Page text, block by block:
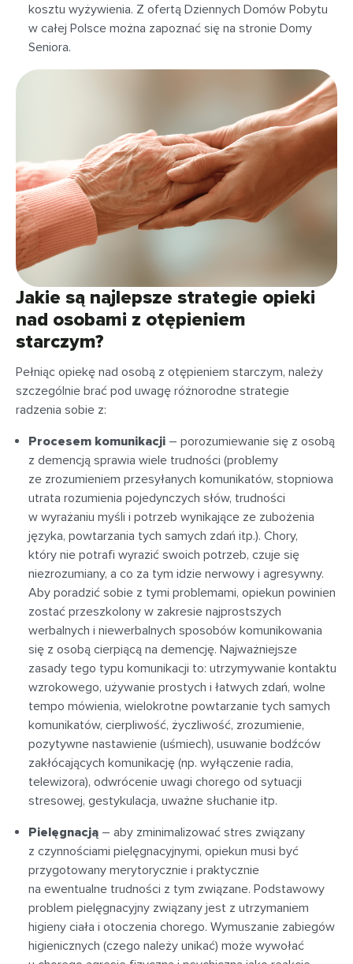
kosztu wyżywienia. Z ofertą Dziennych Domów Pobytu
w całej Polsce można zapoznać się na stronie Domy
Seniora.
Jakie są najlepsze strategie opieki
nad osobami z otępieniem
starczym?
Pełniąc opiekę nad osobą z otępieniem starczym, należy
szczególnie brać pod uwagę różnorodne strategie
radzenia sobie z:
Procesem komunikacji – porozumiewanie się z osobą
z demencją sprawia wiele trudności (problemy
ze zrozumieniem przesyłanych komunikatów, stopniowa
utrata rozumienia pojedynczych słów, trudności
w wyrażaniu myśli i potrzeb wynikające ze zubożenia
języka, powtarzania tych samych zdań itp.). Chory,
który nie potrafi wyrazić swoich potrzeb, czuje się
niezrozumiany, a co za tym idzie nerwowy i agresywny.
Aby poradzić sobie z tymi problemami, opiekun powinien
zostać przeszkolony w zakresie najprostszych
werbalnych i niewerbalnych sposobów komunikowania
się z osobą cierpiącą na demencję. Najważniejsze
zasady tego typu komunikacji to: utrzymywanie kontaktu
wzrokowego, używanie prostych i łatwych zdań, wolne
tempo mówienia, wielokrotne powtarzanie tych samych
komunikatów, cierpliwość, życzliwość, zrozumienie,
pozytywne nastawienie (uśmiech), usuwanie bodźców
zakłócających komunikację (np. wyłączenie radia,
telewizora), odwrócenie uwagi chorego od sytuacji
stresowej, gestykulacja, uważne słuchanie itp.
Pielęgnacją – aby zminimalizować stres związany
z czynnościami pielęgnacyjnymi, opiekun musi być
przygotowany merytorycznie i praktycznie
na ewentualne trudności z tym związane. Podstawowy
problem pielęgnacyjny związany jest z utrzymaniem
higieny ciała i otoczenia chorego. Wymuszanie zabiegów
higienicznych (czego należy unikać) może wywołać